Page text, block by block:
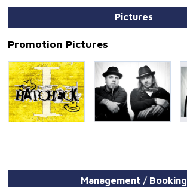
Pictures
Promotion Pictures
Management / Booking